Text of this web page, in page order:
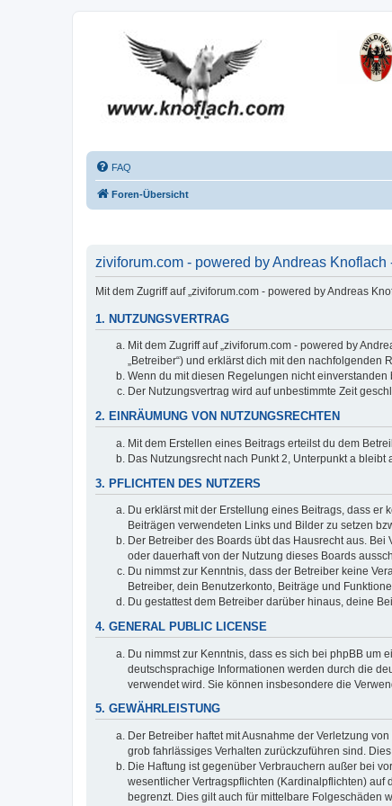
FAQ
Foren-Übersicht
ziviforum.com - powered by Andreas
Mit dem Zugriff auf „ziviforum.com - powered by Andreas
1. NUTZUNGSVERTRAG
Mit dem Zugriff auf „ziviforum.com - powered by
„Betreiber“) und erklärst dich mit den nachfolgenden
Wenn du mit diesen Regelungen nicht
Der Nutzungsvertrag wird auf unbestimmte Zeit
2. EINRÄUMUNG VON NUTZUNGSRECHTEN
Mit dem Erstellen eines Beitrags erteilst du dem
Das Nutzungsrecht nach Punkt 2, Unterpunkt a
3. PFLICHTEN DES NUTZERS
Du erklärst mit der Erstellung eines Beitrags, dass
Beiträgen verwendeten Links und Bilder zu setzen
Der Betreiber des Boards übt das Hausrecht aus.
oder dauerhaft von der Nutzung dieses Boards
Du nimmst zur Kenntnis, dass der Betreiber keine
Betreiber, dein Benutzerkonto, Beiträge und
Du gestattest dem Betreiber darüber hinaus, deine
4. GENERAL PUBLIC LICENSE
Du nimmst zur Kenntnis, dass es sich bei phpBB um
deutschsprachige Informationen werden durch die
verwendet wird. Sie können insbesondere die
5. GEWÄHRLEISTUNG
Der Betreiber haftet mit Ausnahme der Verletzung
grob fahrlässiges Verhalten zurückzuführen sind.
Die Haftung ist gegenüber Verbrauchern außer bei
wesentlicher Vertragspflichten (Kardinalpflichten)
begrenzt. Dies gilt auch für mittelbare Folgeschäden